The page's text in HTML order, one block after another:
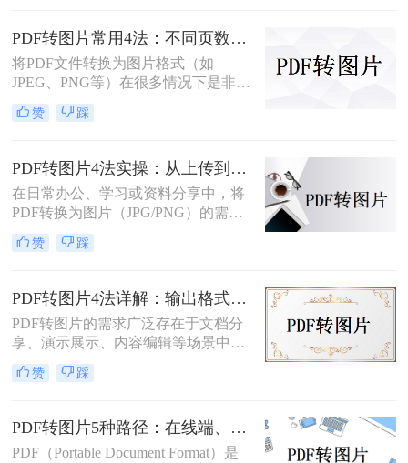
PNG，可能更为实用，比如制作演示
文稿、社交媒体分享或整合进其他图
文混排的设计中。那么pdf如何转成图
片呢？本文将详细介绍将PDF文件转
换为图片的多种方法，帮助你轻松完
成这一任务。
PDF转图片常用4法：不同页数文档的最优转换路径！
将PDF文件转换为图片格式（如
JPEG、PNG等）在很多情况下是非常
有用的，比如当你需要在网络上分享
文档的一部分内容，或者想要快速查
那么pdf如何转换成图片呢？本文将介
绍几种常用的PDF转图片的方法。
赞 踩
PDF转图片4法实操：从上传到下载的完整步骤和参数设置！
在日常办公、学习或资料分享中，将
PDF转换为图片（JPG/PNG）的需求
十分常见。那么pdf怎么转图片呢？本
文将介绍多种实用方法，满足不同场
赞 踩
PDF转图片4法详解：输出格式、分辨率、批量处理全对比！
PDF转图片的需求广泛存在于文档分
享、演示展示、内容编辑等场景中。
那么pdf如何转图片呢？本文将从不同
平台和用户需求出发，详细介绍多种
赞 踩
PDF转图片5种路径：在线端、客户端和截图法的效率对比！
PDF（Portable Document Format）是